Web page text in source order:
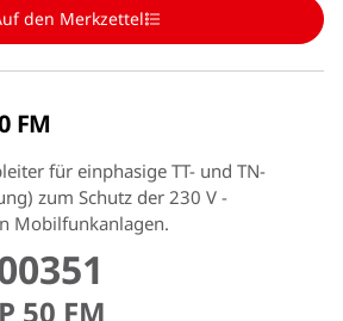
den Merkzettel
FM
für einphasige TT- und TN-
zum Schutz der 230 V -
Mobilfunkanlagen.
50 FM